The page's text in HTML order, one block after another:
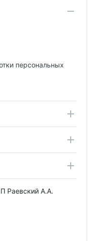
персональных